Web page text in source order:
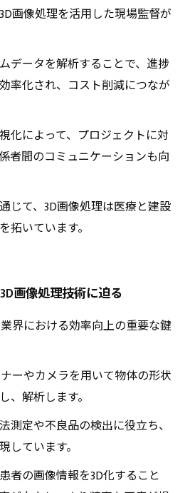
画像処理を活用した現場監督が
データを解析することで、進捗
率化され、コスト削減につなが
化によって、プロジェクトに対
者間のコミュニケーションも向
じて、3D画像処理は医療と建設
拓いています。
画像処理技術に迫る
界における効率向上の重要な鍵
ーやカメラを用いて物体の形状
、解析します。
測定や不良品の検出に役立ち、
しています。
者の画像情報を3D化すること